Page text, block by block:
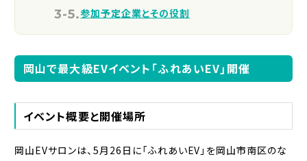
参加予定企業とその役割
岡山で最大級EVイベント「ふれあいEV」開催
イベント概要と開催場所
岡山EVサロンは、5月26日に「ふれあいEV」を岡山市南区のな